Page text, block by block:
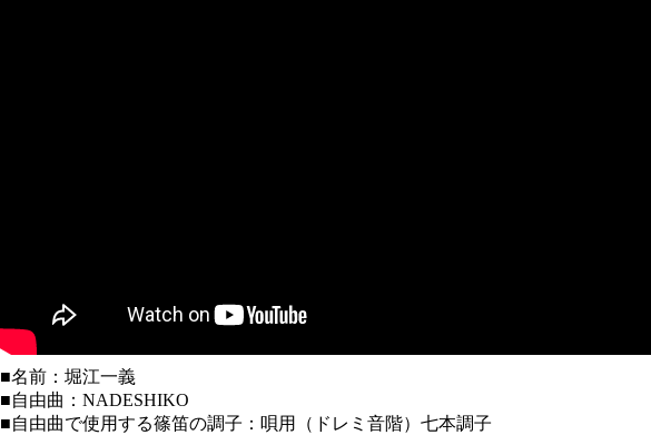
■名前：堀江一義
■自由曲：NADESHIKO
■自由曲で使用する篠笛の調子：唄用（ドレミ音階）七本調子